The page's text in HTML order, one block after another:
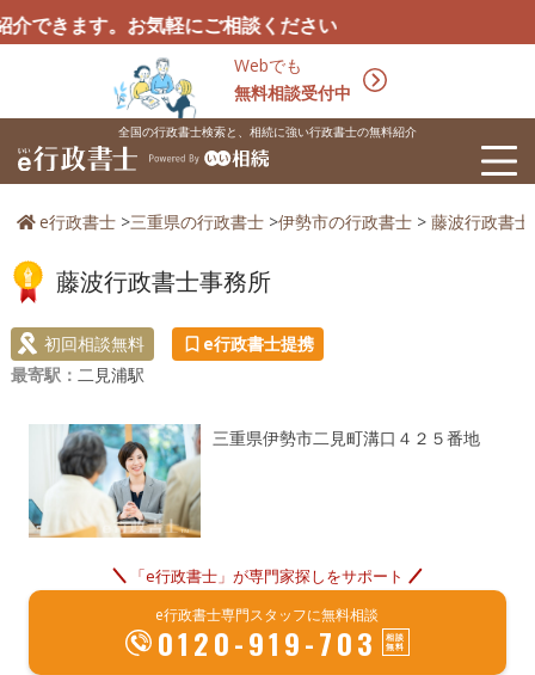
Webでも
無料相談受付中
ます。お気軽にご相談ください
全国の行政書士検索と、相続に強い行政書士の無料紹介
e行政書士>三重県の行政書士>伊勢市の行政書士> 藤波行政書
藤波行政書士事務所
初回相談無料
e行政書士提携
最寄駅： 二見浦駅
三重県伊勢市二見町溝口４２５番地
「e行政書士」が専門家探しをサポート
e行政書士専門スタッフに無料相談
0120-919-703